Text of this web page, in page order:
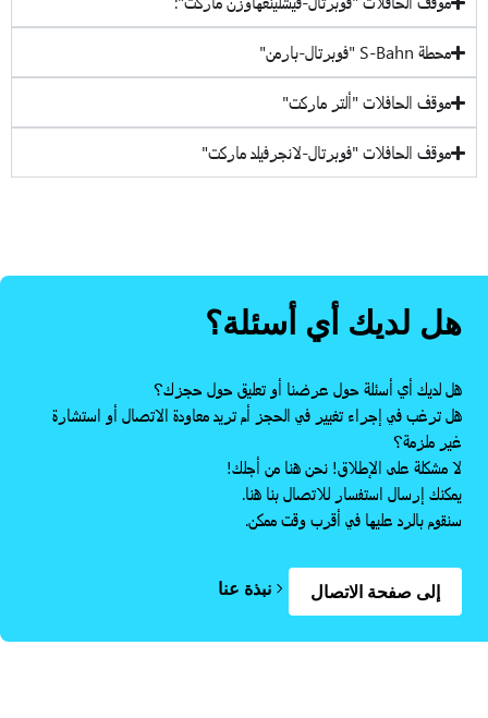
محطة S-Bahn "فوبرتال-بارمن"
موقف الحافلات "ألتر ماركت"
موقف الحافلات "فوبرتال-لانجرفيلد ماركت"
هل لديك أي أسئلة؟
هل لديك أي أسئلة حول عرضنا أو تعليق حول حجزك؟
هل ترغب في إجراء تغيير في الحجز أم تريد معاودة الاتصال أو استشارة
غير ملزمة؟
لا مشكلة على الإطلاق! نحن هنا من أجلك!
يمكنك إرسال استفسار للاتصال بنا هنا.
سنقوم بالرد عليها في أقرب وقت ممكن.
إلى صفحة الاتصال نبذة عنا